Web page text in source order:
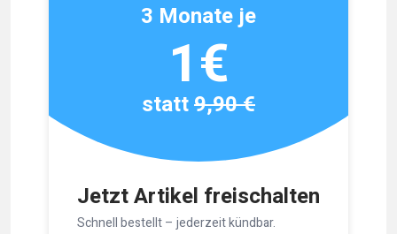
Jetzt Artikel freischalten
Schnell bestellt – jederzeit kündbar.
3 Monate je
1€
statt9,90 €